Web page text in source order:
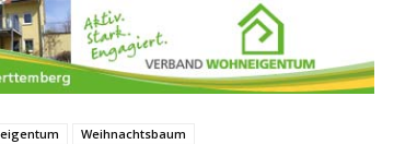
Weihnachtsbaum